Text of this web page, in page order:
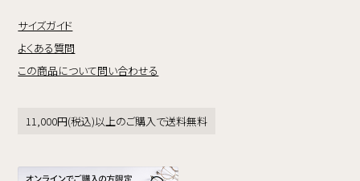
サイズガイド
よくある質問
この商品について問い合わせる
11,000円(税込)以上のご購入で送料無料